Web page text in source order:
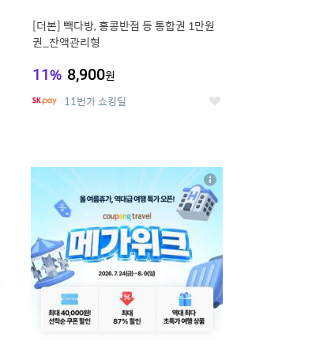
[더본] 빽다방, 홍콩반점 등 통합권 1만원
권_잔액관리형
11% 8,900원
11번가 쇼킹딜 좋
8
상
세